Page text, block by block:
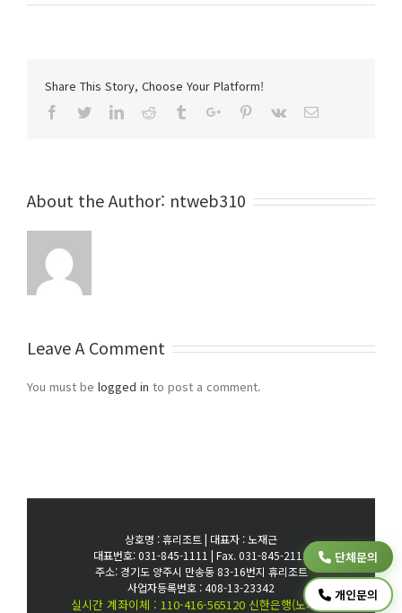
Share This Story, Choose Your Platform!
Facebook
TwitterLinkedinReddit TumblrGoogle+Pinterest
Vk Email
About the Author: ntweb310
Leave A Comment
You must be logged in to post a comment.
상호명 : 휴리조트 | 대표자 : 노재근
대표번호: 031-845-1111 | Fax. 031-845-2111
주소: 경기도 양주시 만송동 83-16번지 휴리조트
사업자등록번호 : 408-13-23342
실시간 계좌이체 : 110-416-565120 신한은행(노재근)
단체문의
개인문의